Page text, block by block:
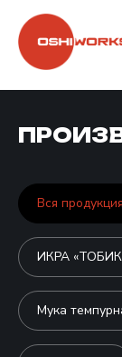
Вся продукция
ИКРА
Мука